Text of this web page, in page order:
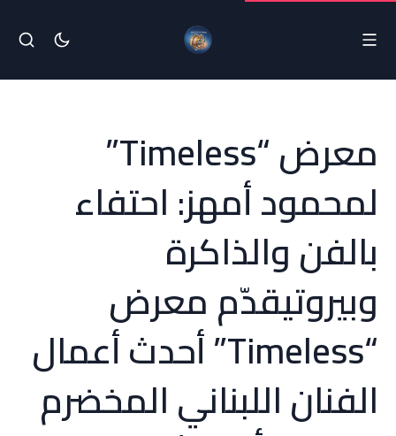
معرض “Timeless”
لمحمود أمهز: احتفاء
بالفن والذاكرة
وبيروتيقدّم معرض
“Timeless” أحدث أعمال
الفنان اللبناني المخضرم